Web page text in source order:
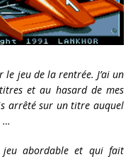
le jeu de la rentrée. J’ai un
et au hasard de mes
arrêté sur un titre auquel
…
abordable et qui fait